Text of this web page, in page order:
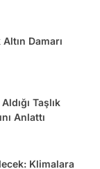
Damarı
Taşlık
Anlattı
Klimalara